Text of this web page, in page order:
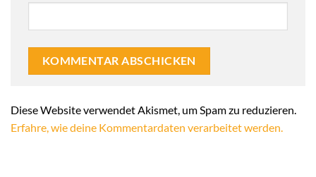
Diese Website verwendet Akismet, um Spam zu reduzieren.
Erfahre, wie deine Kommentardaten verarbeitet werden.